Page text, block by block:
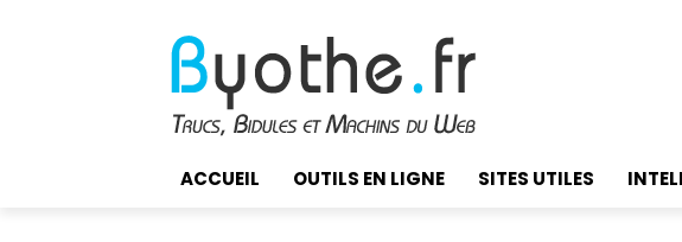
ACCUEIL OUTILS EN LIGNE SITES UTILES